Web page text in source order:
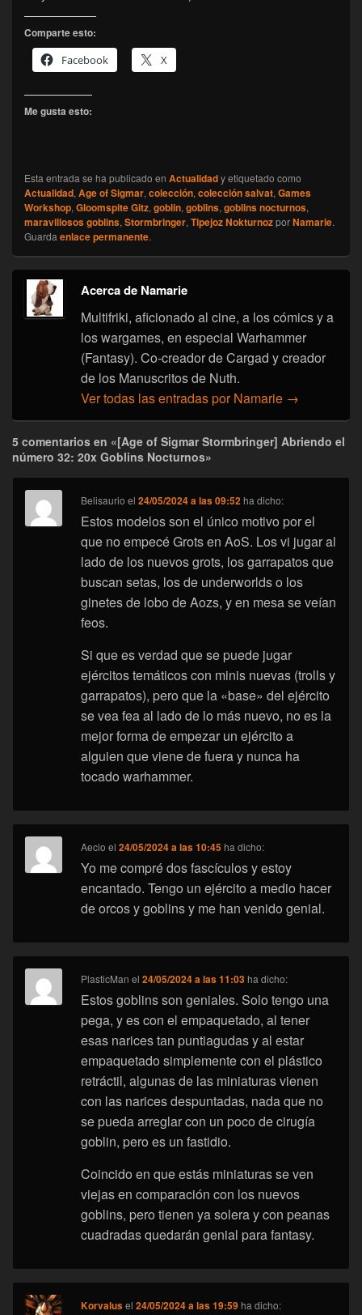
Comparte esto:
Facebook
X
Me gusta esto:
Esta entrada se ha publicado en Actualidady etiquetado como
Actualidad, Age of Sigmar, colección, colección salvat, Games
Workshop, Gloomspite Gitz, goblin, goblins, goblins nocturnos,
maravillosos goblins, Stormbringer, Tipejoz NokturnozporNamarie.
Guarda enlace permanente.
Acerca de Namarie
Multifriki, aficionado al cine, a los cómics y a
los wargames, en especial Warhammer
(Fantasy). Co-creador de Cargad y creador
de los Manuscritos de Nuth.
Ver todas las entradas por Namarie →
5 comentarios en «[Age of Sigmar Stormbringer] Abriendo el
número 32: 20x Goblins Nocturnos»
Belisaurio el24/05/2024 a las 09:52 ha dicho:
Estos modelos son el único motivo por el
que no empecé Grots en AoS. Los vi jugar al
lado de los nuevos grots, los garrapatos que
buscan setas, los de underworlds o los
ginetes de lobo de Aozs, y en mesa se veían
feos.
Si que es verdad que se puede jugar
ejércitos temáticos con minis nuevas (trolls y
garrapatos), pero que la «base» del ejército
se vea fea al lado de lo más nuevo, no es la
mejor forma de empezar un ejército a
alguien que viene de fuera y nunca ha
tocado warhammer.
Aecio el24/05/2024 a las 10:45 ha dicho:
Yo me compré dos fascículos y estoy
encantado. Tengo un ejército a medio hacer
de orcos y goblins y me han venido genial.
PlasticMan el24/05/2024 a las 11:03 ha dicho:
Estos goblins son geniales. Solo tengo una
pega, y es con el empaquetado, al tener
esas narices tan puntiagudas y al estar
empaquetado simplemente con el plástico
retráctil, algunas de las miniaturas vienen
con las narices despuntadas, nada que no
se pueda arreglar con un poco de cirugía
goblin, pero es un fastidio.
Coincido en que estás miniaturas se ven
viejas en comparación con los nuevos
goblins, pero tienen ya solera y con peanas
cuadradas quedarán genial para fantasy.
Korvalusel24/05/2024 a las 19:59 ha dicho: